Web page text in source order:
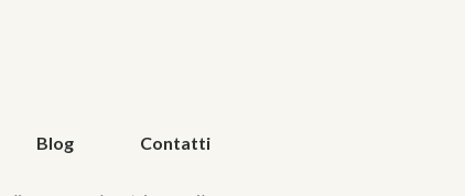
Blog Contatti